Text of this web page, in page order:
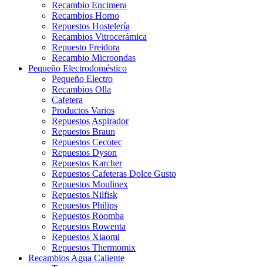
Recambio Encimera
Recambios Horno
Repuestos Hostelería
Recambios Vitrocerámica
Repuesto Freidora
Recambio Microondas
Pequeño Electrodoméstico
Pequeño Electro
Recambios Olla
Cafetera
Productos Varios
Repuestos Aspirador
Repuestos Braun
Repuestos Cecotec
Repuestos Dyson
Repuestos Karcher
Repuestos Cafeteras Dolce Gusto
Repuestos Moulinex
Repuestos Nilfisk
Repuestos Philips
Repuestos Roomba
Repuestos Rowenta
Repuestos Xiaomi
Repuestos Thermomix
Recambios Agua Caliente